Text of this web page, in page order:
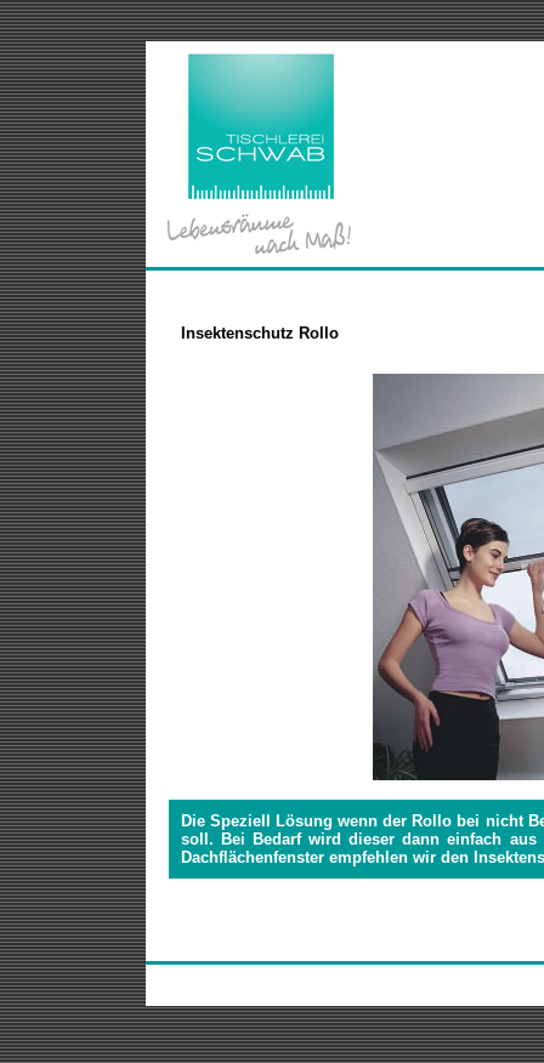
Insektenschutz Rollo
Die Speziell Lösung wenn der Rollo bei nicht
soll. Bei Bedarf wird dieser dann einfach aus
Dachflächenfenster empfehlen wir den